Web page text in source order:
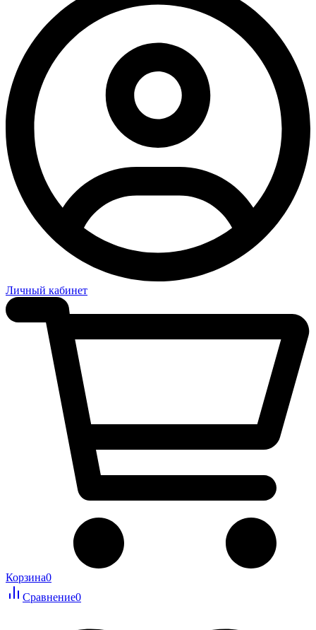
Личный кабинет
Корзина0
Сравнение0